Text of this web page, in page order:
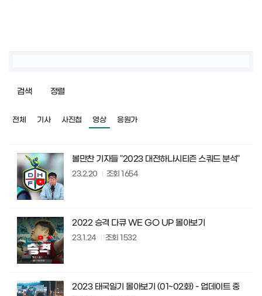
검색 정렬
전체 기사 사진첩 영상 응원가
볼만찬 기자들 "2023 대전하나시티즌 스쿼드 분석"
23.2.20 조회1654
2022 승격 다큐 WE GO UP 몰아보기
23.1.24 조회1532
2023 태국일기 몰아보기 (01~02화) - 업데이트 중